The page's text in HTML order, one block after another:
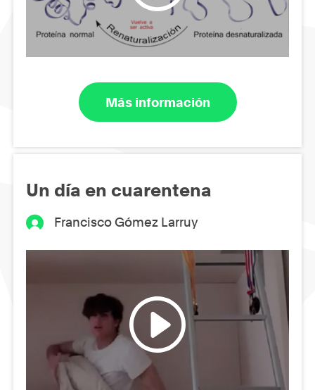
Más información
Un día en cuarentena
Francisco Gómez Larruy